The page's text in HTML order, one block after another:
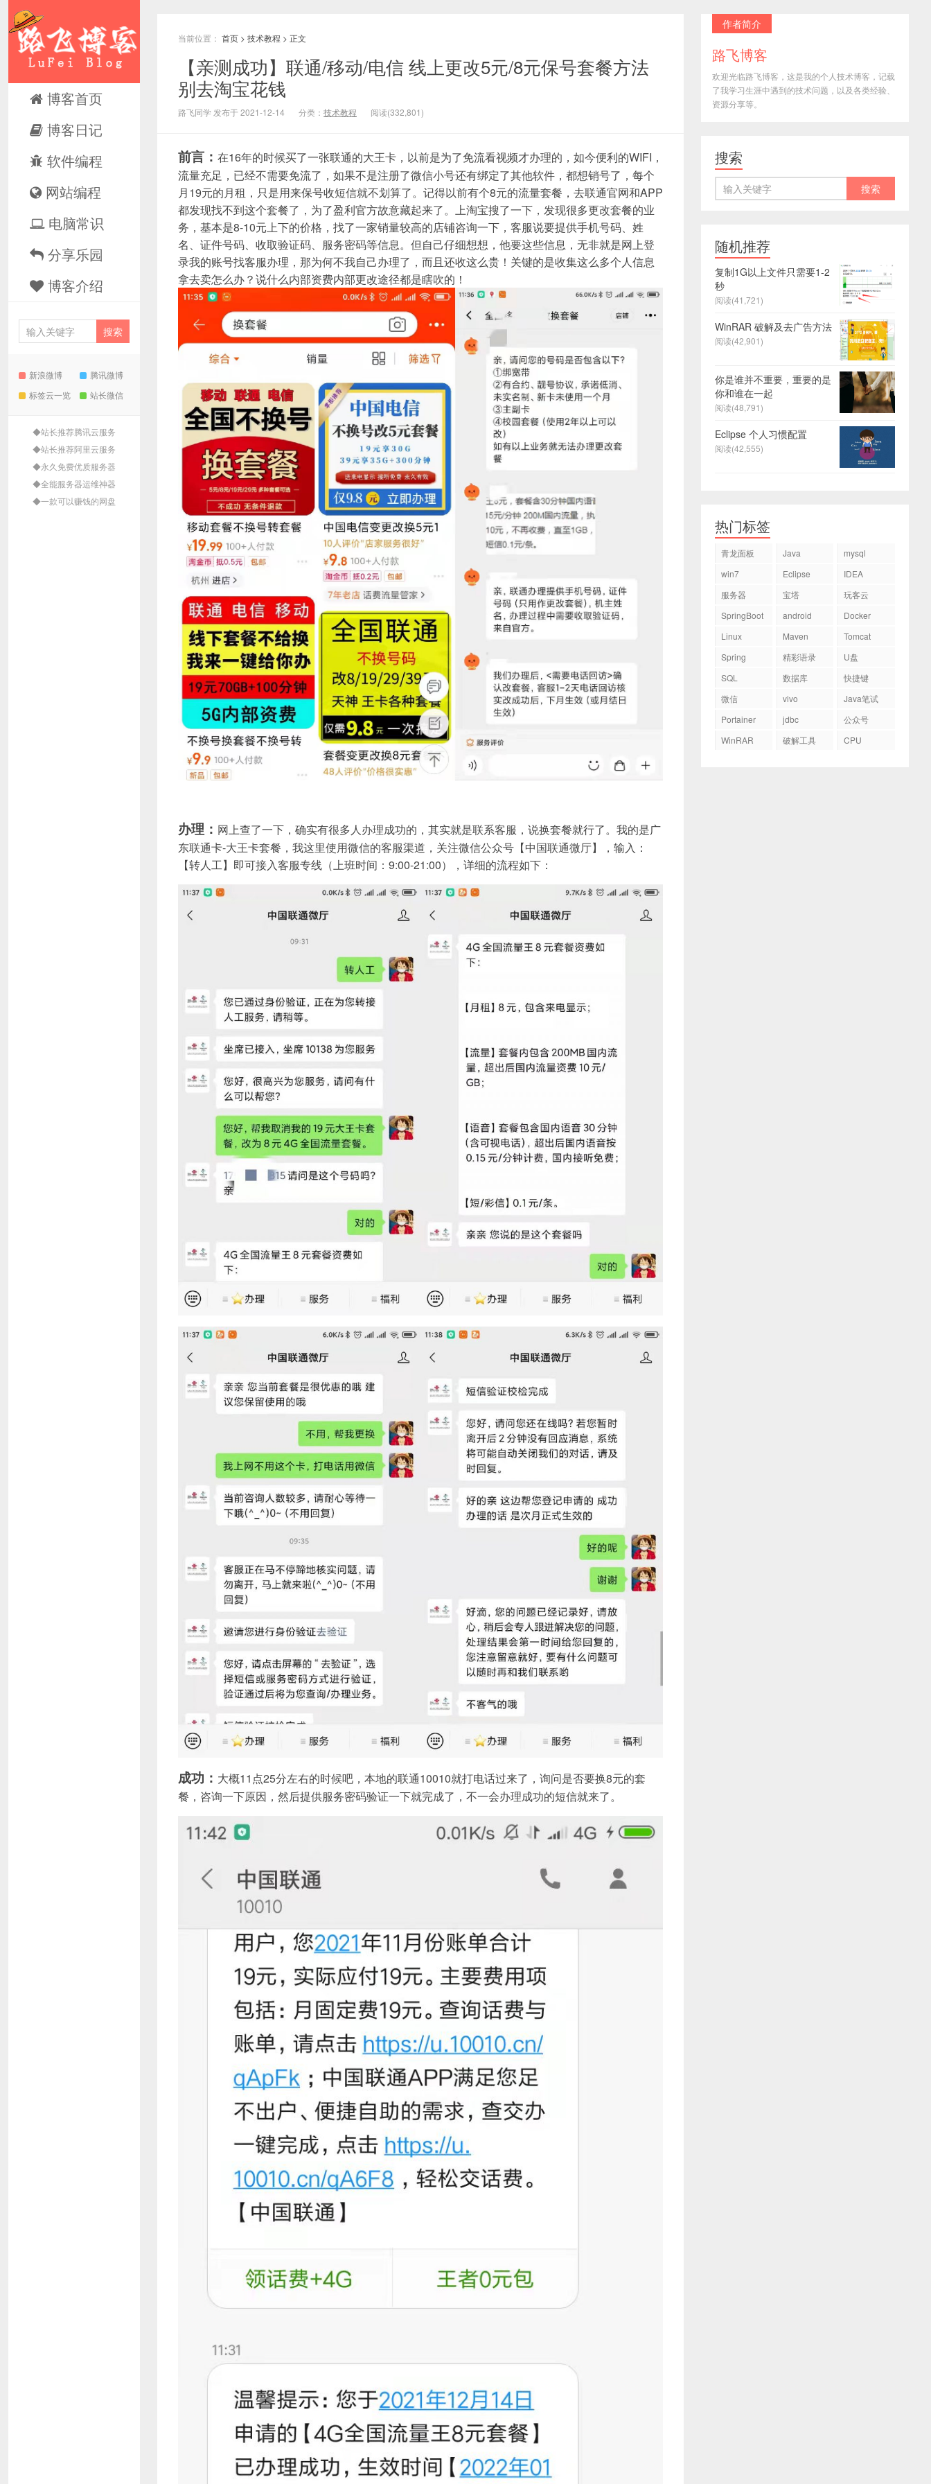
博客首页
博客日记
软件编程
网站编程
电脑常识
分享乐园
博客介绍
新浪微博
腾讯微博
标签云一览
站长微信
◆站长推荐腾讯云服务
◆站长推荐阿里云服务
◆永久免费优质服务器
◆全能服务器运维神器
◆一款可以赚钱的网盘
当前位置： 首页 > 技术教程 > 正文
【亲测成功】联通/移动/电信 线上更改5元/8元保号套餐方法
别去淘宝花钱
路飞同学 发布于 2021-12-14 分类： 技术教程 阅读(332,801)
前言： 在16年的时候买了一张联通的大王卡，以前是为了免流看视频才办理的，如今便利的WIFI，
流量充足，已经不需要免流了，如果不是注册了微信小号还有绑定了其他软件，都想销号了，每个
月19元的月租，只是用来保号收短信就不划算了。记得以前有个8元的流量套餐，去联通官网和APP
都发现找不到这个套餐了，为了盈利官方故意藏起来了。上淘宝搜了一下，发现很多更改套餐的业
务，基本是8-10元上下的价格，找了一家销量较高的店铺咨询一下，客服说要提供手机号码、姓
名、证件号码、收取验证码、服务密码等信息。但自己仔细想想，他要这些信息，无非就是网上登
录我的账号找客服办理，那为何不我自己办理了，而且还收这么贵！关键的是收集这么多个人信息
拿去卖怎么办？说什么内部资费内部更改途径都是瞎吹的！
办理： 网上查了一下，确实有很多人办理成功的，其实就是联系客服，说换套餐就行了。我的是广
东联通卡-大王卡套餐，我这里使用微信的客服渠道，关注微信公众号【中国联通微厅】，输入：
【转人工】即可接入客服专线（上班时间：9:00-21:00），详细的流程如下：
成功： 大概11点25分左右的时候吧，本地的联通10010就打电话过来了，询问是否要换8元的套
餐，咨询一下原因，然后提供服务密码验证一下就完成了，不一会办理成功的短信就来了。
作者简介
路飞博客
欢迎光临路飞博客，这是我的个人技术博客，记载
了我学习生涯中遇到的技术问题，以及各类经验、
资源分享等。
搜索
随机推荐
复制1G以上文件只需要1-2
秒
阅读(41,721)
WinRAR 破解及去广告方法
阅读(42,901)
你是谁并不重要，重要的是
你和谁在一起
阅读(48,791)
Eclipse 个人习惯配置
阅读(42,555)
热门标签
青龙面板 Java
mysql
win7
Eclipse
IDEA
服务器
宝塔
玩客云
SpringBoot
android
Docker
Linux
Maven
Tomcat
Spring
精彩语录
U盘
SQL
数据库
快捷键
微信
vivo
Java笔试
Portainer
jdbc
公众号
WinRAR
破解工具 CPU